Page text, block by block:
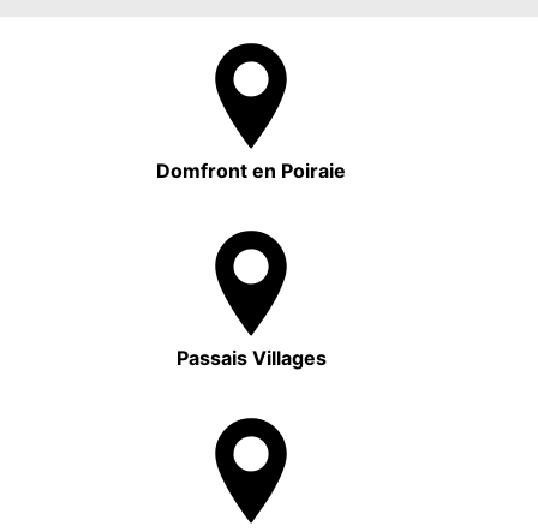
Domfront en Poiraie
Passais Villages